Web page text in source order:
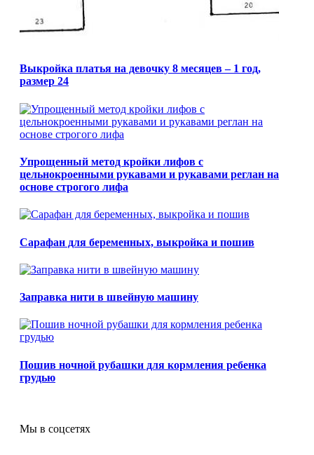
Выкройка платья на девочку 8 месяцев – 1 год,
размер 24
Упрощенный метод кройки лифов с
цельнокроенными рукавами и рукавами реглан на
основе строгого лифа
Сарафан для беременных, выкройка и пошив
Заправка нити в швейную машину
Пошив ночной рубашки для кормления ребенка
грудью
Мы в соцсетях